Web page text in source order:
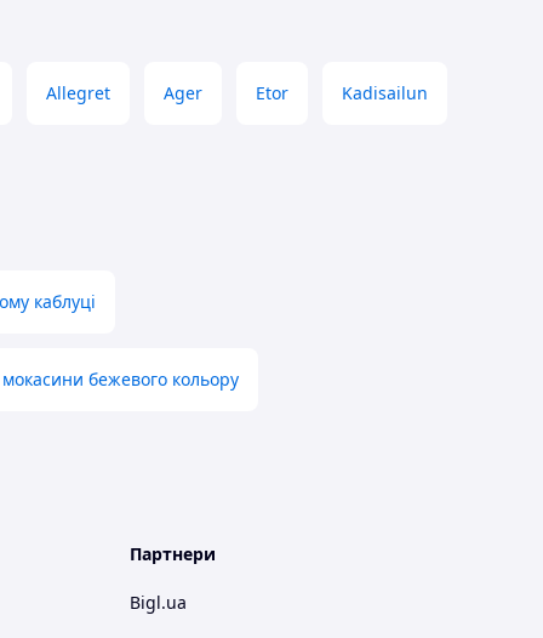
Allegret Ager Etor Kadisailun
каблуці
мокасини бежевого кольору
Партнери
Bigl.ua